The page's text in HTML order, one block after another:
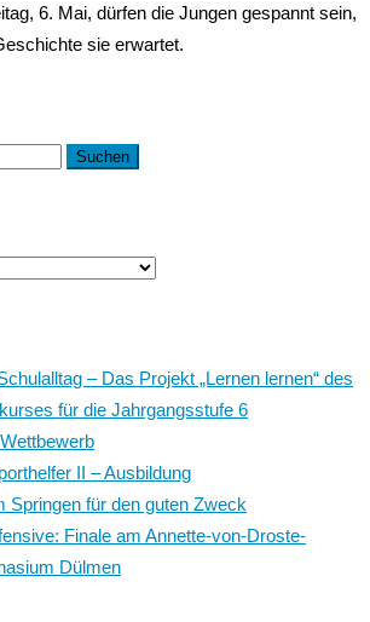
6. Mai, dürfen die Jungen gespannt sein,
sie erwartet.
– Das Projekt „Lernen lernen“ des
für die Jahrgangsstufe 6
II – Ausbildung
Springen für den guten Zweck
Finale am Annette-von-Droste-
Dülmen